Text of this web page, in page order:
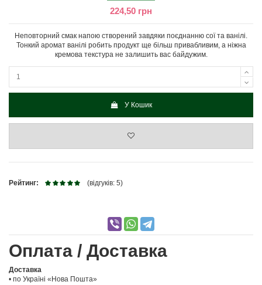
224,50 грн
Неповторний смак напою створений завдяки поєднанню сої та ванілі.
Тонкий аромат ванілі робить продукт ще більш привабливим, а ніжна
кремова текстура не залишить вас байдужим.
У Кошик
Рейтинг: (відгуків: 5)
Оплата / Доставка
Доставка
• по Україні «Нова Пошта»